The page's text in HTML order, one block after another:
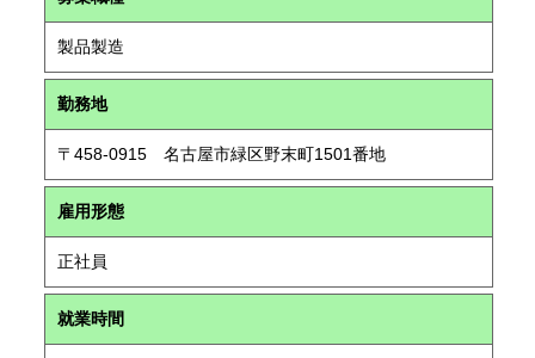
製品製造
勤務地
〒458-0915 名古屋市緑区野末町1501番地
雇用形態
正社員
就業時間